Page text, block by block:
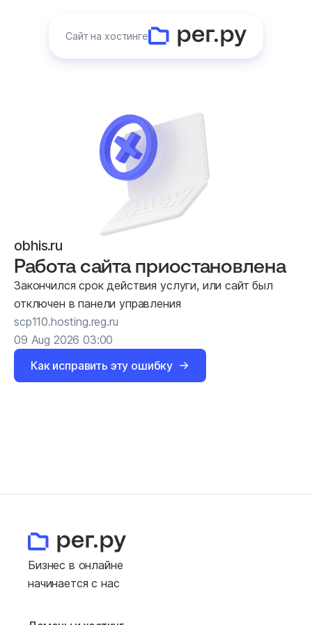
Сайт на хостинге
obhis.ru
Работа сайта приостановлена
Закончился срок действия услуги, или сайт был
отключен в панели управления
scp110.hosting.reg.ru
09 Aug 2026 03:00
Как исправить эту ошибку
Бизнес в онлайне
начинается с нас